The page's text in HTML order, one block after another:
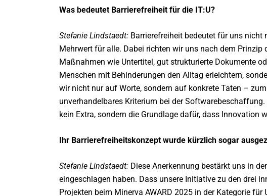
Was bedeutet Barrierefreiheit für die IT:U?
Stefanie Lindstaedt: Barrierefreiheit bedeutet für uns nicht
Mehrwert für alle. Dabei richten wir uns nach dem Prinzip
Maßnahmen wie Untertitel, gut strukturierte Dokumente
Menschen mit Behinderungen den Alltag erleichtern,
wir nicht nur auf Worte, sondern auf konkrete Taten –
unverhandelbares Kriterium bei der
kein Extra, sondern die Grundlage dafür, dass Innovation
Ihr Barrierefreiheitskonzept wurde kürzlich sogar
Stefanie Lindstaedt: Diese Anerkennung bestärkt uns in
eingeschlagen haben. Dass unsere Initiative zu den drei
Projekten beim Minerva AWARD 2025 in der Kategorie